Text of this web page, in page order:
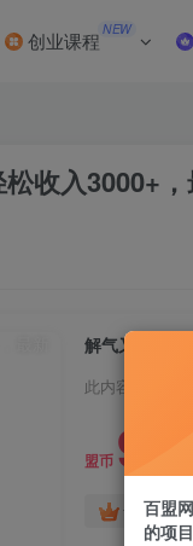
创业课程 NEW
收入3000+
解气又赚钱的
此内容为付费
盟币 9.9
黄金会员
百盟
的项